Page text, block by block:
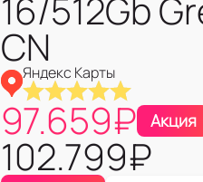
16/512Gb
CN
Яндекс Карты
97.659₽ Акция
102.799₽